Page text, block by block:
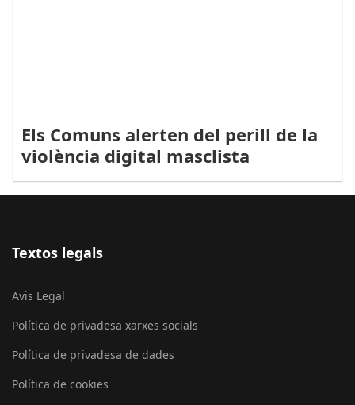
Els Comuns alerten del perill de la
violència digital masclista
Textos legals
Avis Legal
Política de privadesa xarxes socials
Política de privadesa de dades
Política de cookies